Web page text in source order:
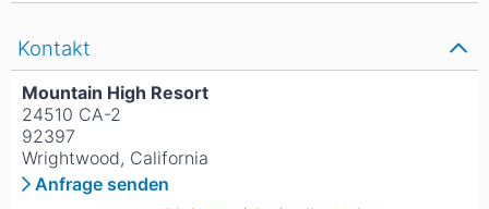
Kontakt
Mountain High Resort
24510 CA-2
92397
Wrightwood, California
Anfrage senden